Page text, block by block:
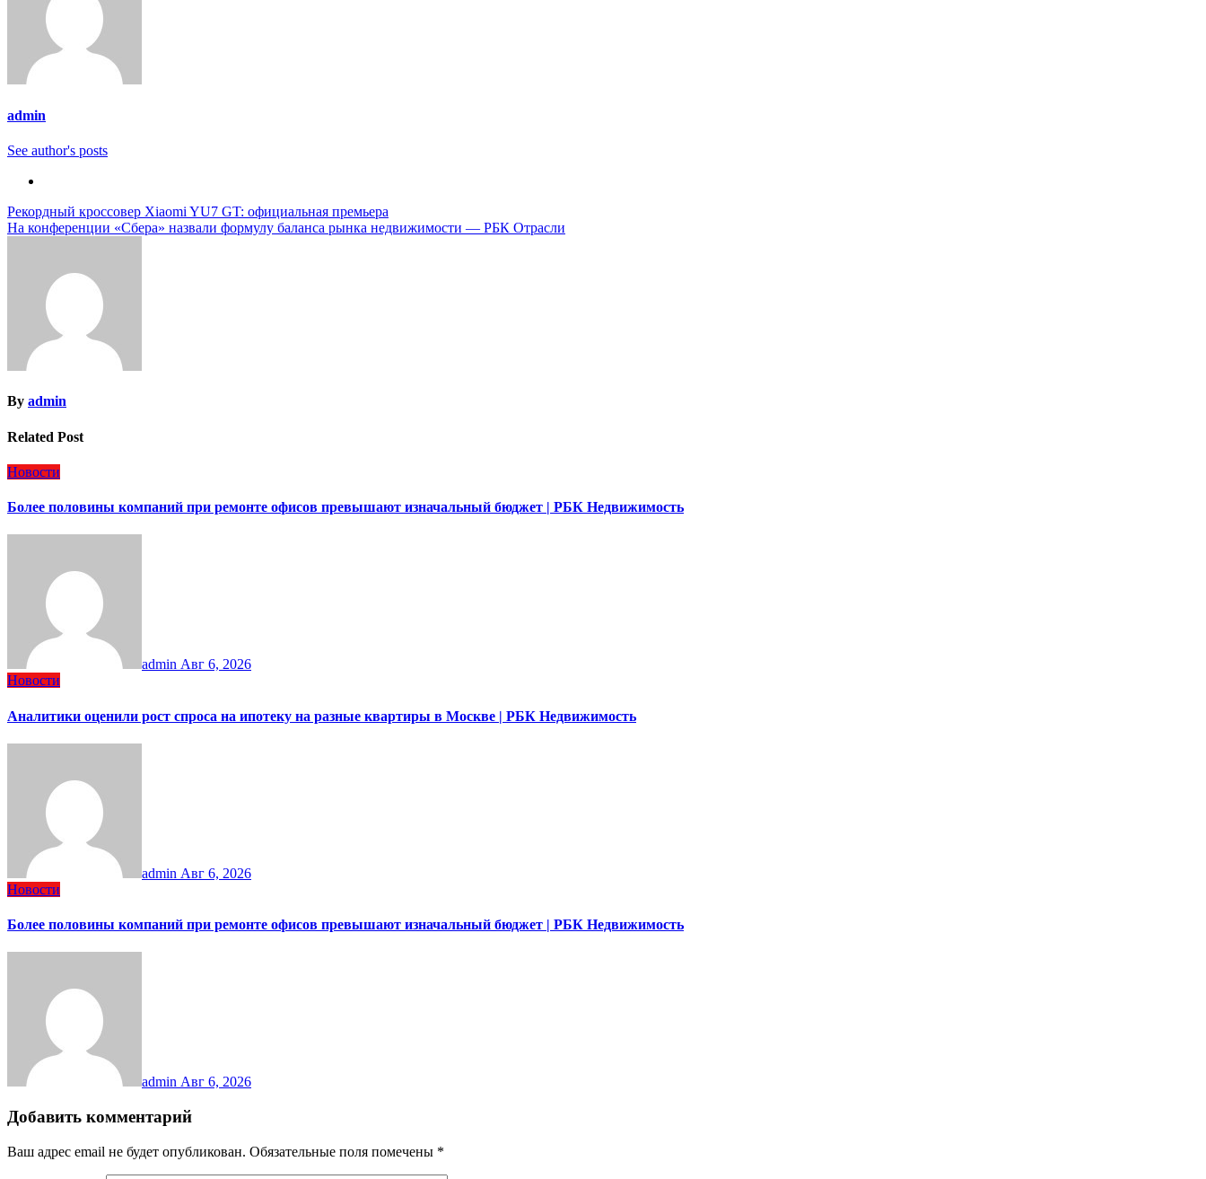
admin
See author's posts
Навигация
по
Рекордный кроссовер Xiaomi YU7 GT: официальная премьера
На конференции «Сбера» назвали формулу баланса рынка недвижимости — РБК Отрасли
By admin
Related Post
Новости
Более половины компаний при ремонте офисов превышают изначальный бюджет | РБК Недвижимость
admin Авг 6, 2026
Новости
Аналитики оценили рост спроса на ипотеку на разные квартиры в Москве | РБК Недвижимость
admin Авг 6, 2026
Новости
Более половины компаний при ремонте офисов превышают изначальный бюджет | РБК Недвижимость
admin Авг 6, 2026
Добавить комментарий
Ваш адрес email не будет опубликован. Обязательные поля помечены *